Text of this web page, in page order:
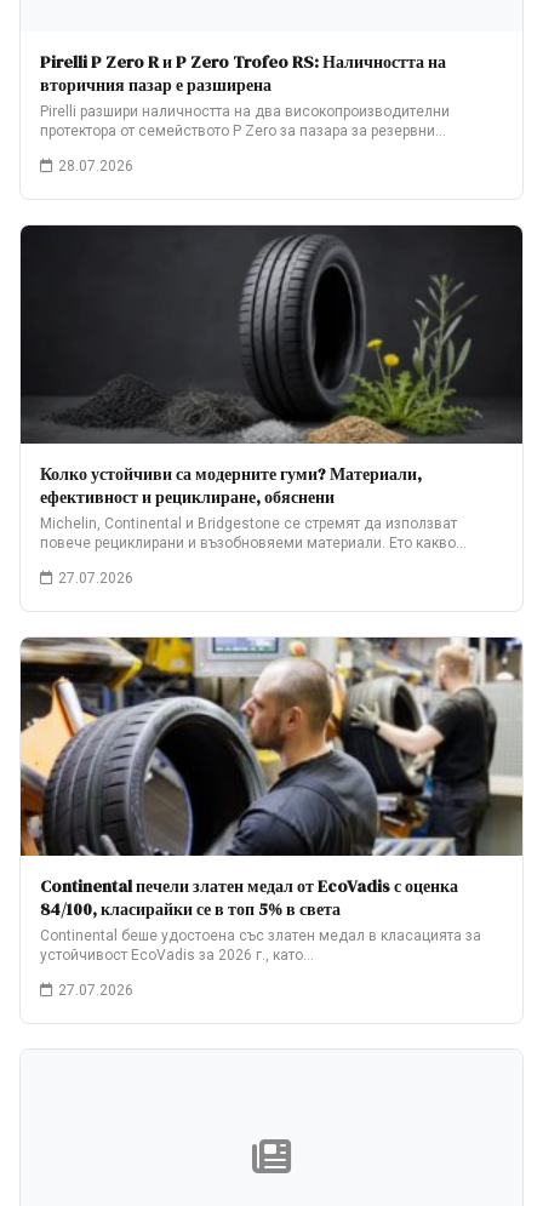
Pirelli P Zero R и P Zero Trofeo RS: Наличността на
вторичния пазар е разширена
Pirelli разшири наличността на два високопроизводителни
протектора от семейството P Zero за пазара за резервни…
28.07.2026
Колко устойчиви са модерните гуми? Материали,
ефективност и рециклиране, обяснени
Michelin, Continental и Bridgestone се стремят да използват
повече рециклирани и възобновяеми материали. Ето какво…
27.07.2026
Continental печели златен медал от EcoVadis с оценка
84/100, класирайки се в топ 5% в света
Continental беше удостоена със златен медал в класацията за
устойчивост EcoVadis за 2026 г., като…
27.07.2026